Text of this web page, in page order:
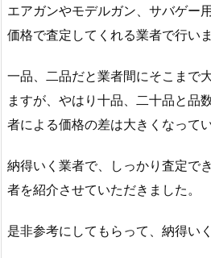
エアガンやモデルガン、サバゲー
価格で査定してくれる業者で行いま
一品、二品だと業者間にそこまで
ますが、やはり十品、二十品と品
者による価格の差は大きくなってい
納得いく業者で、しっかり査定で
者を紹介させていただきました。
是非参考にしてもらって、納得い